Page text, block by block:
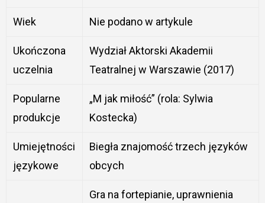
Wiek Nie podano w artykule
Ukończona
uczelnia
Wydział Aktorski Akademii
Teatralnej w Warszawie (2017)
Popularne
produkcje
„M jak miłość” (rola: Sylwia
Kostecka)
Umiejętności
językowe
Biegła znajomość trzech języków
obcych
Gra na fortepianie, uprawnienia